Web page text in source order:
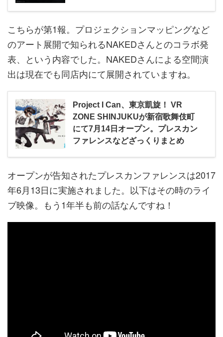
こちらが第1報。プロジェクションマッピングなど
のアート展開で知られるNAKEDさんとのコラボ発
表、という内容でした。NAKEDさんによる空間演
出は現在でも同店内にて展開されていますね。
Project I Can、東京凱旋！ VR
ZONE SHINJUKUが新宿歌舞伎町
にて7月14日オープン。プレスカン
ファレンスなどざっくりまとめ
オープンが告知されたプレスカンファレンスは2017
年6月13日に実施されました。以下はその時のライ
ブ映像。もう1年半も前の話なんですね！